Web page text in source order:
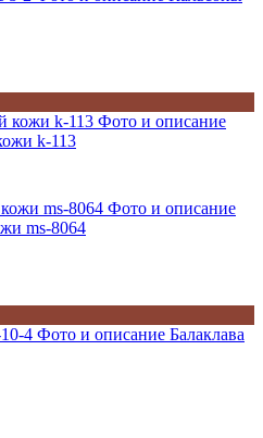
Фото и описание
k-113
Фото и описание
ms-8064
Фото и описание Балаклава